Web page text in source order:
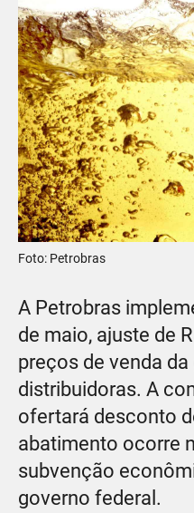
Foto: Petrobras
A Petrobras
de maio, ajuste de
preços de venda
distribuidoras. A
ofertará desconto
abatimento ocorre
subvenção
governo federal.